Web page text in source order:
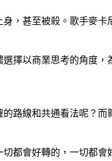
，甚至被殺。歌手麥
擇以商業思考的角度
路線和共通看法呢？
都會好轉的，一切都會